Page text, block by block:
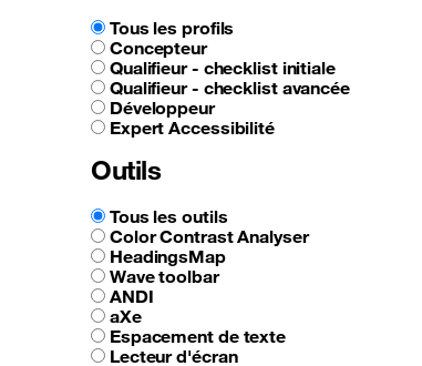
Tous les profils
Concepteur
Qualifieur - checklist initiale
Qualifieur - checklist avancée
Développeur
Expert Accessibilité
Outils
Tous les outils
Color Contrast Analyser
HeadingsMap
Wave toolbar
ANDI
aXe
Espacement de texte
Lecteur d'écran